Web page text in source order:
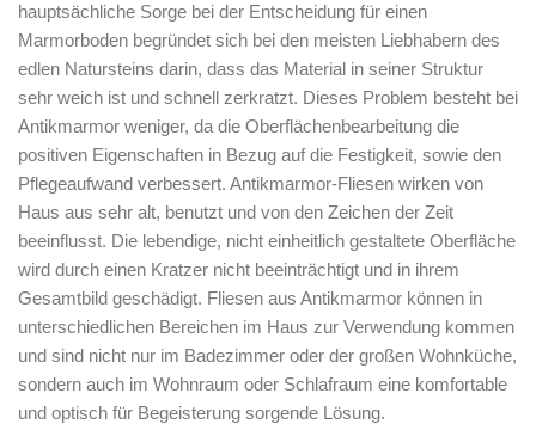
hauptsächliche Sorge bei der Entscheidung für einen
Marmorboden begründet sich bei den meisten Liebhabern des
edlen Natursteins darin, dass das Material in seiner Struktur
sehr weich ist und schnell zerkratzt. Dieses Problem besteht bei
Antikmarmor weniger, da die Oberflächenbearbeitung die
positiven Eigenschaften in Bezug auf die Festigkeit, sowie den
Pflegeaufwand verbessert. Antikmarmor-Fliesen wirken von
Haus aus sehr alt, benutzt und von den Zeichen der Zeit
beeinflusst. Die lebendige, nicht einheitlich gestaltete Oberfläche
wird durch einen Kratzer nicht beeinträchtigt und in ihrem
Gesamtbild geschädigt. Fliesen aus Antikmarmor können in
unterschiedlichen Bereichen im Haus zur Verwendung kommen
und sind nicht nur im Badezimmer oder der großen Wohnküche,
sondern auch im Wohnraum oder Schlafraum eine komfortable
und optisch für Begeisterung sorgende Lösung.